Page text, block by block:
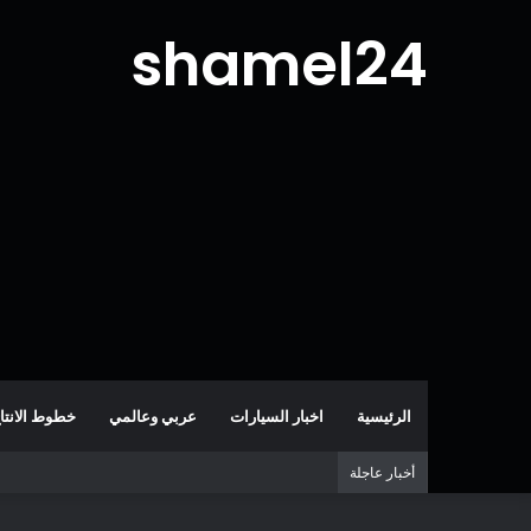
shamel24
الرئيسية اخبار السيارات عربي وعالمي خطوط
أخبار عاجلة